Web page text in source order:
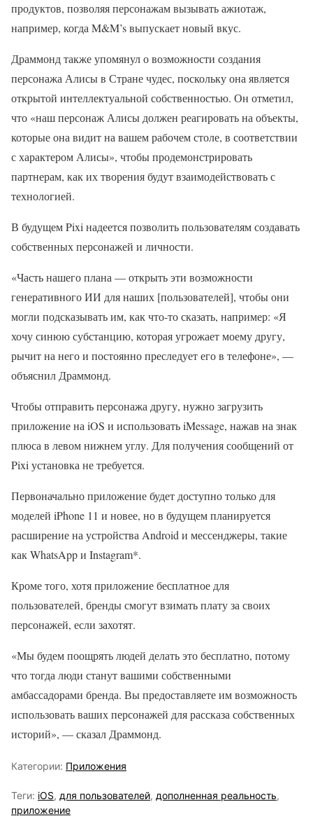
продуктов, позволяя персонажам вызывать ажиотаж,
например, когда M&M’s выпускает новый вкус.
Драммонд также упомянул о возможности создания
персонажа Алисы в Стране чудес, поскольку она является
открытой интеллектуальной собственностью. Он отметил,
что «наш персонаж Алисы должен реагировать на объекты,
которые она видит на вашем рабочем столе, в соответствии
с характером Алисы», чтобы продемонстрировать
партнерам, как их творения будут взаимодействовать с
технологией.
В будущем Pixi надеется позволить пользователям создавать
собственных персонажей и личности.
«Часть нашего плана — открыть эти возможности
генеративного ИИ для наших [пользователей], чтобы они
могли подсказывать им, как что-то сказать, например: «Я
хочу синюю субстанцию, которая угрожает моему другу,
рычит на него и постоянно преследует его в телефоне», —
объяснил Драммонд.
Чтобы отправить персонажа другу, нужно загрузить
приложение на iOS и использовать iMessage, нажав на знак
плюса в левом нижнем углу. Для получения сообщений от
Pixi установка не требуется.
Первоначально приложение будет доступно только для
моделей iPhone 11 и новее, но в будущем планируется
расширение на устройства Android и мессенджеры, такие
как WhatsApp и Instagram*.
Кроме того, хотя приложение бесплатное для
пользователей, бренды смогут взимать плату за своих
персонажей, если захотят.
«Мы будем поощрять людей делать это бесплатно, потому
что тогда люди станут вашими собственными
амбассадорами бренда. Вы предоставляете им возможность
использовать ваших персонажей для рассказа собственных
историй», — сказал Драммонд.
Категории: Приложения
Теги: iOS, для пользователей, дополненная реальность,
приложение